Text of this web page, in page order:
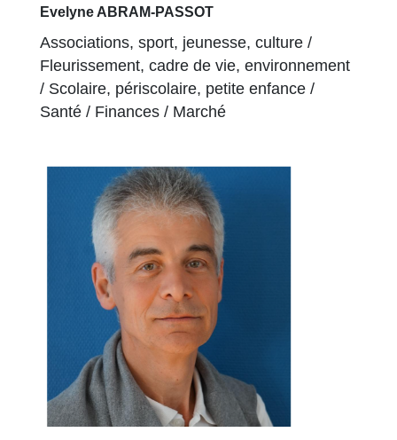
Evelyne ABRAM-PASSOT
Associations, sport, jeunesse, culture /
Fleurissement, cadre de vie, environnement
/ Scolaire, périscolaire, petite enfance /
Santé / Finances / Marché